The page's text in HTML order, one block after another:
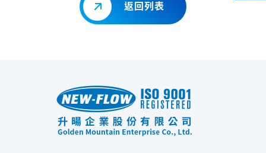
返回列表